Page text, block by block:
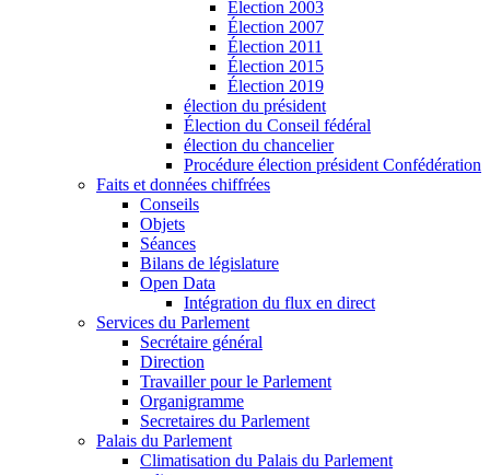
Élection 2003
Élection 2007
Élection 2011
Élection 2015
Élection 2019
élection du président
Élection du Conseil fédéral
élection du chancelier
Procédure élection président Confédération
Faits et données chiffrées
Conseils
Objets
Séances
Bilans de législature
Open Data
Intégration du flux en direct
Services du Parlement
Secrétaire général
Direction
Travailler pour le Parlement
Organigramme
Secretaires du Parlement
Palais du Parlement
Climatisation du Palais du Parlement